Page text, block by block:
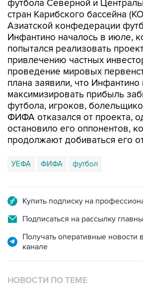
футбола Северной и
стран Карибского бассейна
Азиатской конфедерации
Инфантино началось в июле,
попытался реализовать
привлечению частных
проведение мировых
плана заявили, что Инфантино
максимизировать прибыль
футбола, игроков,
ФИФА отказался от проекта,
остановило его оппонентов,
продолжают добиваться его
УЕФА ФИФА футбол
Купить подписку на
Подписаться на рассылку
Получать оперативные новости
канале
НОВОСТИ ПО ТЕМЕ